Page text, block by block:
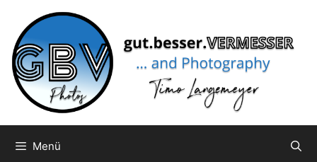
Inhalt
springen
Menü